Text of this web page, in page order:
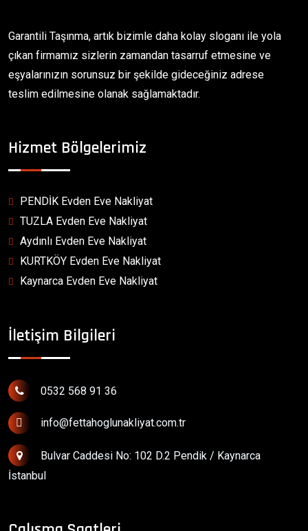
Garantili Taşınma, artık bizimle daha kolay sloganı ile yola
çıkan firmamız sizlerin zamandan tasarruf etmesine ve
eşyalarınızın sorunsuz bir şekilde gideceğiniz adrese
teslim edilmesine olanak sağlamaktadır.
Hizmet Bölgelerimiz
PENDİK Evden Eve Nakliyat
TUZLA Evden Eve Nakliyat
Aydınlı Evden Eve Nakliyat
KURTKÖY Evden Eve Nakliyat
Kaynarca Evden Eve Nakliyat
İletişim Bilgileri
0532 568 91 36
info@fettahoglunakliyat.com.tr
Bulvar Caddesi No: 102 D.2 Pendik / Kaynarca
İstanbul